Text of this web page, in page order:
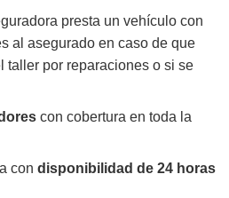
presta un vehículo con
al asegurado en caso de que
taller por reparaciones o si se
con cobertura en toda la
con disponibilidad de 24 horas